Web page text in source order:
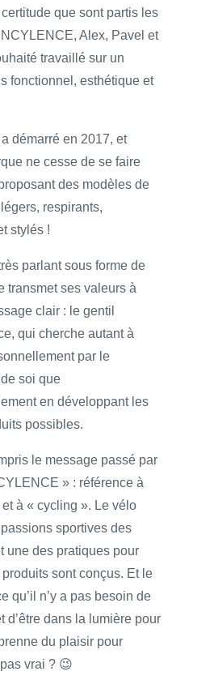
certitude que sont partis les
Alex, Pavel et
travaillé sur un
fonctionnel, esthétique et
démarré en 2017, et
ne cesse de se faire
des modèles de
respirants,
stylés !
parlant sous forme de
transmet ses valeurs à
clair : le gentil
qui cherche autant à
par le
soi que
en développant les
possibles.
le message passé par
» : référence à
à « cycling ». Le vélo
sportives des
une des pratiques pour
sont conçus. Et le
qu’il n’y a pas besoin de
d’être dans la lumière pour
du plaisir pour
vrai ? 😉